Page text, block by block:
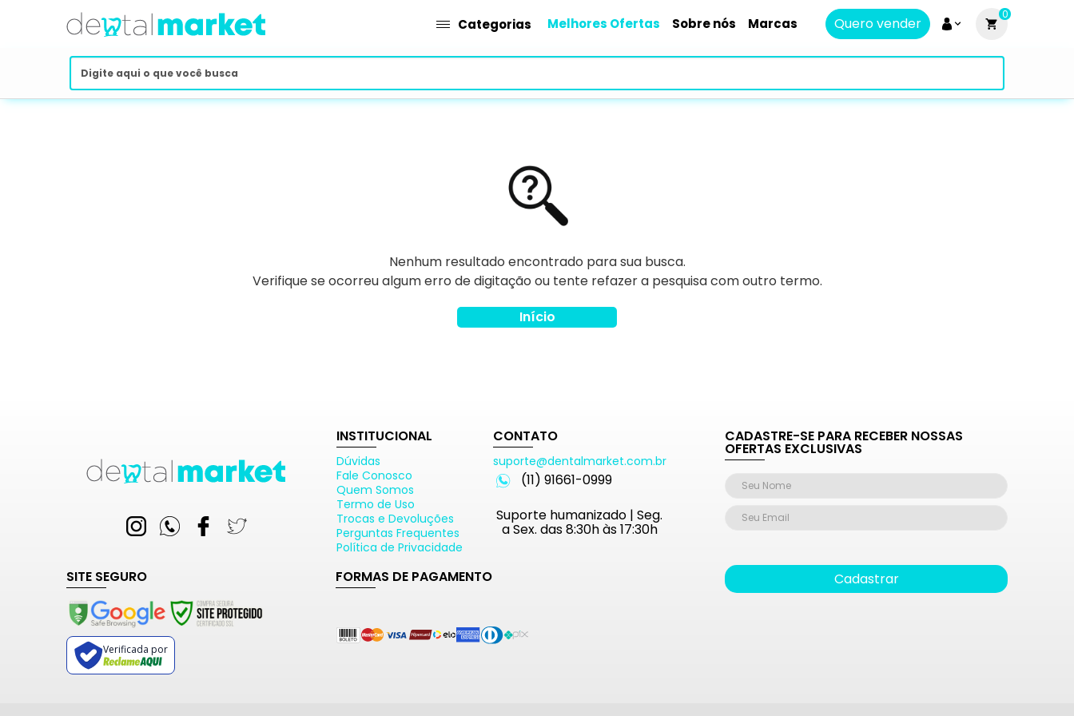
Categorias Melhores Ofertas Sobre nós Marcas Quero vender
0
Nenhum resultado encontrado para sua busca.
Verifique se ocorreu algum erro de digitação ou tente refazer a pesquisa com outro termo.
Início
INSTITUCIONAL
Dúvidas
Fale Conosco
Quem Somos
Termo de Uso
Trocas e Devoluções
Perguntas Frequentes
Política de Privacidade
CONTATO
suporte@dentalmarket.com.br
(11) 91661-0999
Suporte humanizado | Seg.
a Sex. das 8:30h às 17:30h
SITE SEGURO
Verificada por
FORMAS DE PAGAMENTO
CADASTRE-SE PARA RECEBER NOSSAS
OFERTAS EXCLUSIVAS
Cadastrar